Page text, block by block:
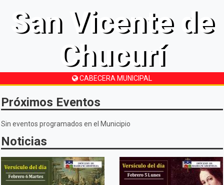
San Vicente de
Chucurí
CABECERA MUNICIPAL
Próximos Eventos
Sin eventos programados en el Municipio
Noticias